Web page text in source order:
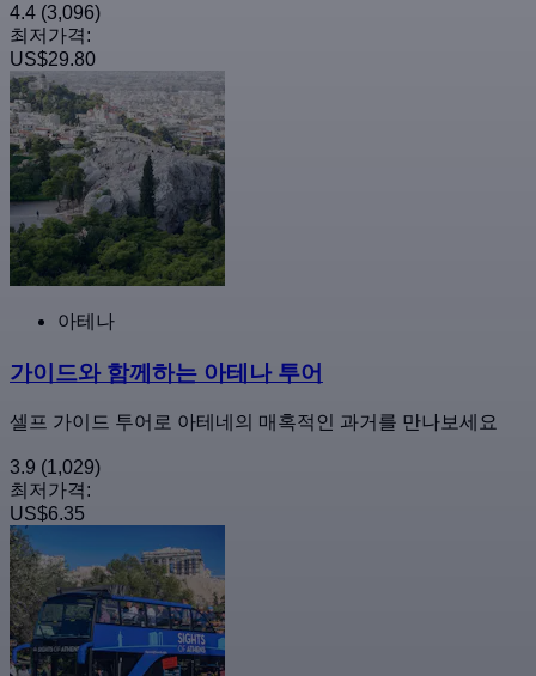
4.4 (3,096)
최저가격:
US$29.80
아테나
가이드와 함께하는 아테나 투어
셀프 가이드 투어로 아테네의 매혹적인 과거를 만나보세요
3.9 (1,029)
최저가격:
US$6.35